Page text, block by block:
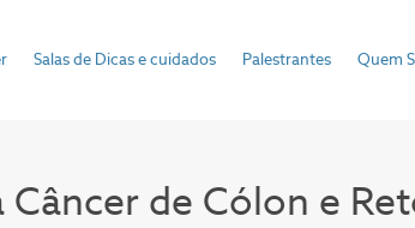
Salas de Dicas e cuidados Palestrantes Quem
Câncer de Cólon e